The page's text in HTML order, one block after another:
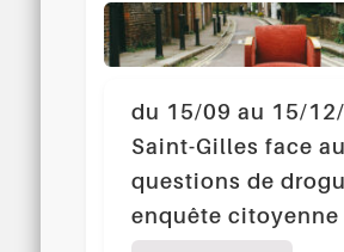
du 15/09 au 15/12/
Saint-Gilles face
questions de
enquête citoyenne